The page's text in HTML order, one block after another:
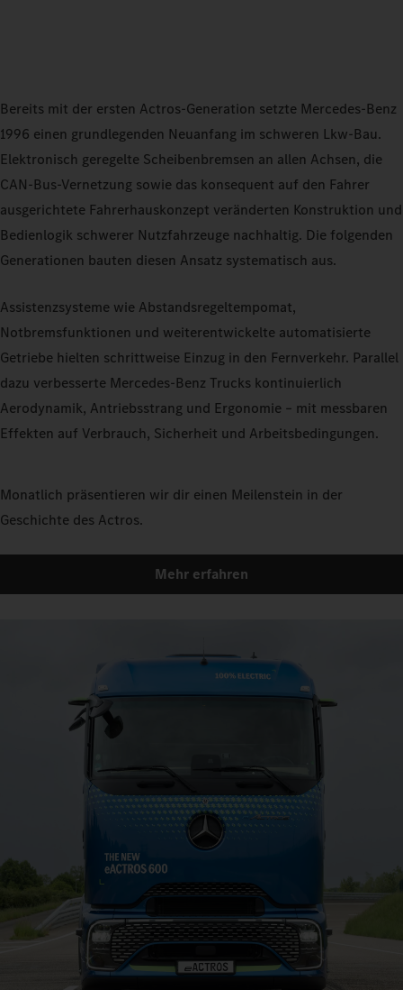
Bereits mit der ersten Actros‑Generation setzte Mercedes‑Benz
1996 einen grundlegenden Neuanfang im schweren Lkw‑Bau.
Elektronisch geregelte Scheibenbremsen an allen Achsen, die
CAN‑Bus‑Vernetzung sowie das konsequent auf den Fahrer
ausgerichtete Fahrerhauskonzept veränderten Konstruktion und
Bedienlogik schwerer Nutzfahrzeuge nachhaltig. Die folgenden
Generationen bauten diesen Ansatz systematisch aus.
Assistenzsysteme wie Abstandsregeltempomat,
Notbremsfunktionen und weiterentwickelte automatisierte
Getriebe hielten schrittweise Einzug in den Fernverkehr. Parallel
dazu verbesserte Mercedes‑Benz Trucks kontinuierlich
Aerodynamik, Antriebsstrang und Ergonomie – mit messbaren
Effekten auf Verbrauch, Sicherheit und Arbeitsbedingungen.
Monatlich präsentieren wir dir einen Meilenstein in der
Geschichte des Actros.
Mehr erfahren